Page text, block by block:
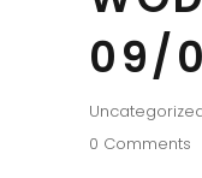
09/
0 Comments